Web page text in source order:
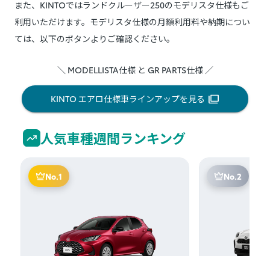
また、KINTOではランドクルーザー250のモデリスタ仕様もご
利用いただけます。モデリスタ仕様の月額利用料や納期につい
ては、以下のボタンよりご確認ください。
＼ MODELLISTA仕様 と GR PARTS仕様 ／
KINTO エアロ仕様車ラインアップを見る